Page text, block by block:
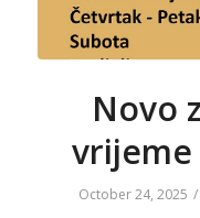
Novo
vrijeme
October 24, 2025 /